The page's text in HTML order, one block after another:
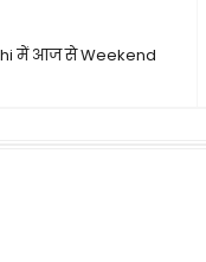
में आज से Weekend